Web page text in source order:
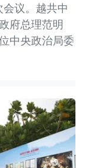
会议。越共中
府总理范明
中央政治局委